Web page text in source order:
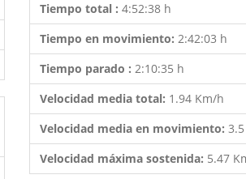
Tiempo total : 4:52:38 h
Tiempo en movimiento: 2:42:03 h
Tiempo parado : 2:10:35 h
Velocidad media total: 1.94 Km/h
Velocidad media en movimiento:
Velocidad máxima sostenida: 5.47